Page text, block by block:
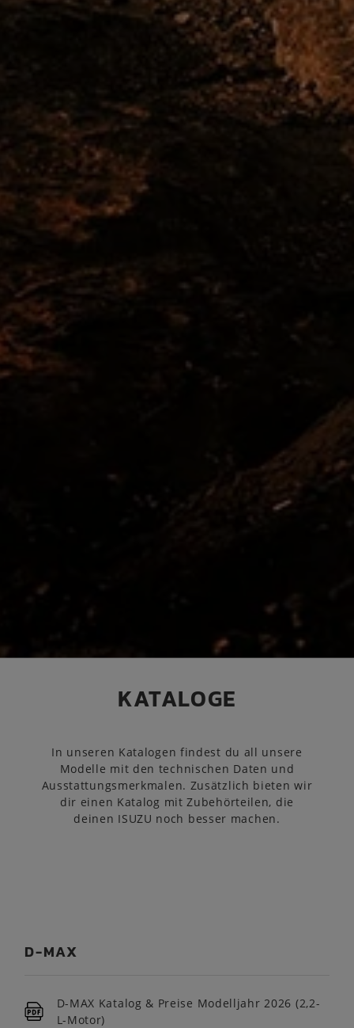
KATALOGE
In unseren Katalogen findest du all unsere
Modelle mit den technischen Daten und
Ausstattungsmerkmalen. Zusätzlich bieten wir
dir einen Katalog mit Zubehörteilen, die
deinen ISUZU noch besser machen.
D-MAX
D-MAX Katalog & Preise Modelljahr 2026 (2,2-
L-Motor)